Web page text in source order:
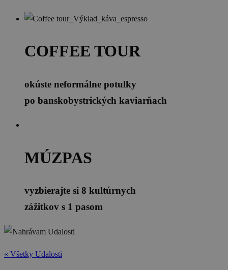
COFFEE TOUR
okúste neformálne potulky
po banskobystrických kaviarňach
MÚZPAS
vyzbierajte si 8 kultúrnych
zážitkov s 1 pasom
« Všetky Udalosti